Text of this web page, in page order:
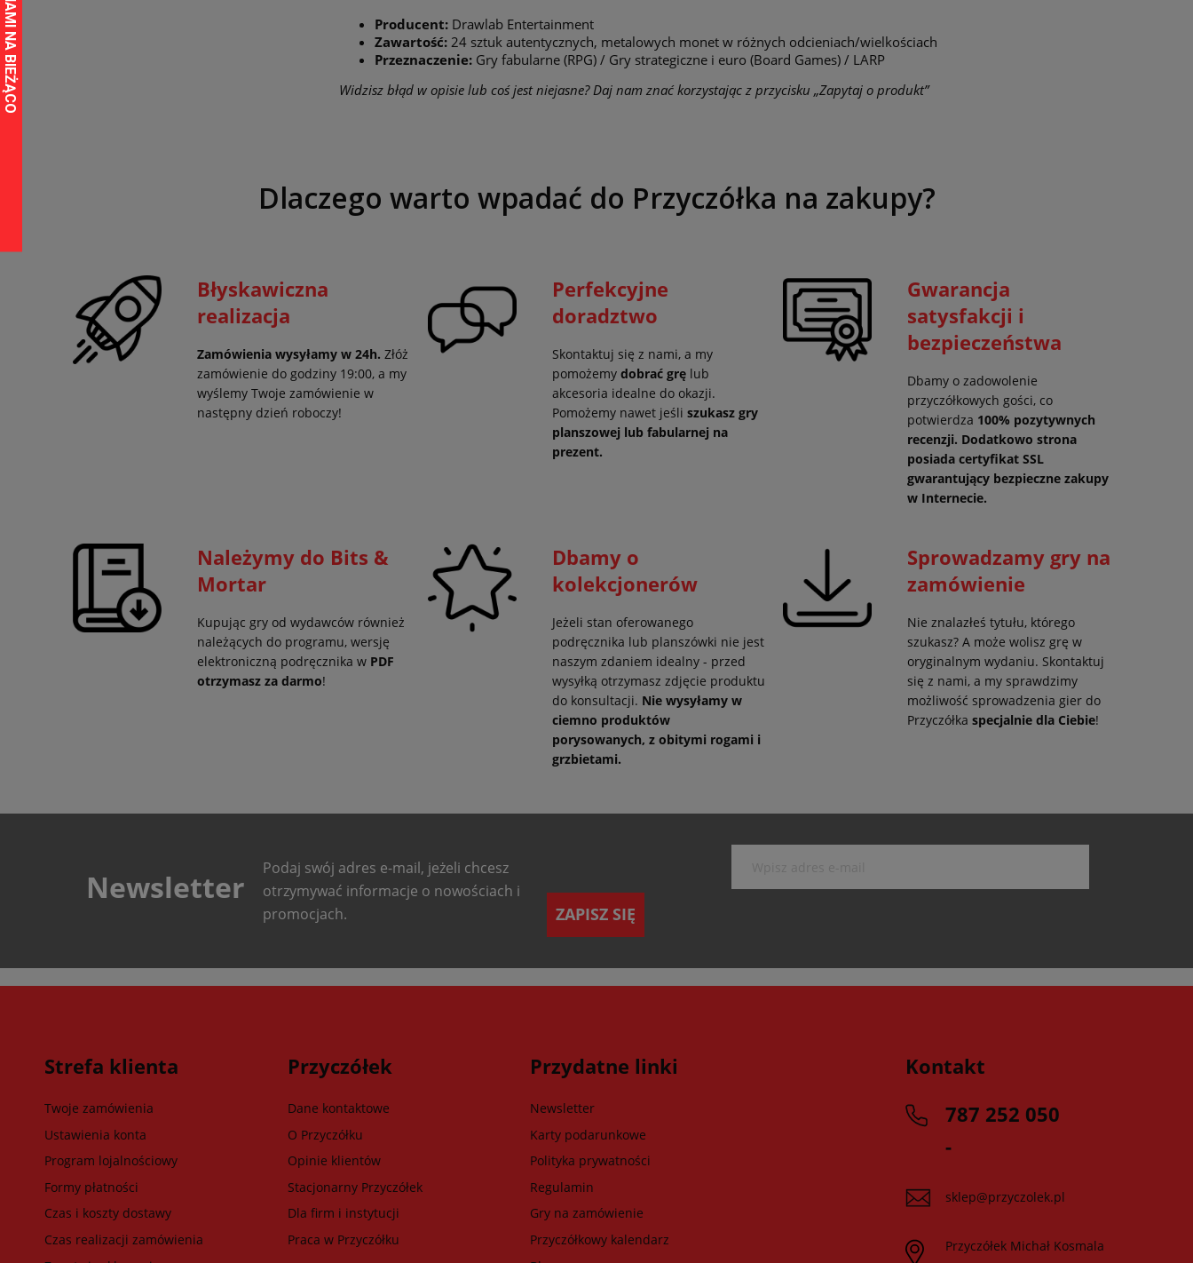
Producent: Drawlab Entertainment
Zawartość: 24 sztuk autentycznych, metalowych monet w różnych odcieniach/wielkościach
Przeznaczenie: Gry fabularne (RPG) / Gry strategiczne i euro (Board Games) / LARP
Widzisz błąd w opisie lub coś jest niejasne? Daj nam znać korzystając z przycisku „Zapytaj o produkt”
Dlaczego warto wpadać do Przyczółka na zakupy?
Błyskawiczna
realizacja
Zamówienia wysyłamy w 24h. Złóż
zamówienie do godziny 19:00, a my
wyślemy Twoje zamówienie w
następny dzień roboczy!
Perfekcyjne
doradztwo
Skontaktuj się z nami, a my
pomożemy dobrać grę lub
akcesoria idealne do okazji.
Pomożemy nawet jeśli szukasz gry
planszowej lub fabularnej na
prezent.
Gwarancja
satysfakcji i
bezpieczeństwa
Dbamy o zadowolenie
przyczółkowych gości, co
potwierdza 100% pozytywnych
recenzji. Dodatkowo strona
posiada certyfikat SSL
gwarantujący bezpieczne zakupy
w Internecie.
Należymy do Bits &
Mortar
Kupując gry od wydawców również
należących do programu, wersję
elektroniczną podręcznika w PDF
otrzymasz za darmo!
Dbamy o
kolekcjonerów
Jeżeli stan oferowanego
podręcznika lub planszówki nie jest
naszym zdaniem idealny - przed
wysyłką otrzymasz zdjęcie produktu
do konsultacji. Nie wysyłamy w
ciemno produktów
porysowanych, z obitymi rogami i
grzbietami.
Sprowadzamy gry na
zamówienie
Nie znalazłeś tytułu, którego
szukasz? A może wolisz grę w
oryginalnym wydaniu. Skontaktuj
się z nami, a my sprawdzimy
możliwość sprowadzenia gier do
Przyczółka specjalnie dla Ciebie!
Newsletter
Podaj swój adres e-mail, jeżeli chcesz
otrzymywać informacje o nowościach i
promocjach.
ZAPISZ SIĘ
Strefa klienta
Twoje zamówienia
Ustawienia konta
Program lojalnościowy
Formy płatności
Czas i koszty dostawy
Czas realizacji zamówienia
Przyczółek
Dane kontaktowe
O Przyczółku
Opinie klientów
Stacjonarny Przyczółek
Dla firm i instytucji
Praca w Przyczółku
Przydatne linki
Newsletter
Karty podarunkowe
Polityka prywatności
Regulamin
Gry na zamówienie
Przyczółkowy kalendarz
Kontakt
787 252 050
-
sklep@przyczolek.pl
Przyczółek Michał Kosmala